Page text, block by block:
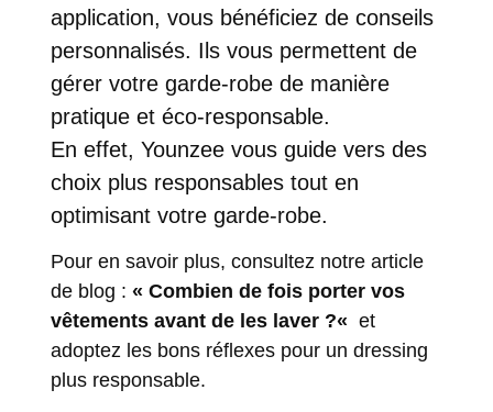
application, vous bénéficiez de conseils
personnalisés. Ils vous permettent de
gérer votre garde-robe de manière
pratique et éco-responsable.
En effet, Younzee vous guide vers des
choix plus responsables tout en
optimisant votre garde-robe.
Pour en savoir plus, consultez notre article
de blog : « Combien de fois porter vos
vêtements avant de les laver ?« et
adoptez les bons réflexes pour un dressing
plus responsable.